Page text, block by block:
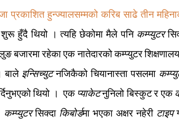
प्रकाशित हुन्ज्यालसम्मको करिब साढे तीन
हुँदै थियो । त्यहि छेकोमा मैले पनि कम्प्युटर
बजारमा रहेका एक नातेदारको कम्प्युटर
बाले इन्सिच्युटनजिकैको चियानास्ता पसलमा
थियो । एक प्याकेटनुनिलो बिस्कुट र एक
कम्प्युटरसिक्दा किबोर्डमा भएका अक्षर नहेरी टाइप